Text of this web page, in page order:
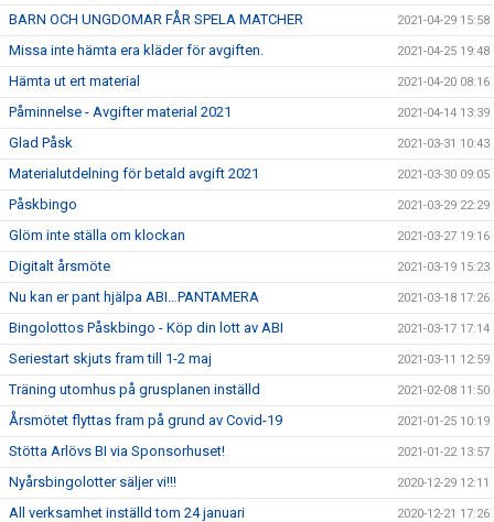
BARN OCH UNGDOMAR FÅR SPELA MATCHER 2021-04-29 15:58
Missa inte hämta era kläder för avgiften. 2021-04-25 19:48
Hämta ut ert material 2021-04-20 08:16
Påminnelse - Avgifter material 2021 2021-04-14 13:39
Glad Påsk 2021-03-31 10:43
Materialutdelning för betald avgift 2021 2021-03-30 09:05
Påskbingo 2021-03-29 22:29
Glöm inte ställa om klockan 2021-03-27 19:16
Digitalt årsmöte 2021-03-19 15:23
Nu kan er pant hjälpa ABI…PANTAMERA 2021-03-18 17:26
Bingolottos Påskbingo - Köp din lott av ABI 2021-03-17 17:14
Seriestart skjuts fram till 1-2 maj 2021-03-11 12:59
Träning utomhus på grusplanen inställd 2021-02-08 11:50
Årsmötet flyttas fram på grund av Covid-19 2021-01-25 10:19
Stötta Arlövs BI via Sponsorhuset! 2021-01-22 13:57
Nyårsbingolotter säljer vi!!! 2020-12-29 12:11
All verksamhet inställd tom 24 januari 2020-12-21 17:26